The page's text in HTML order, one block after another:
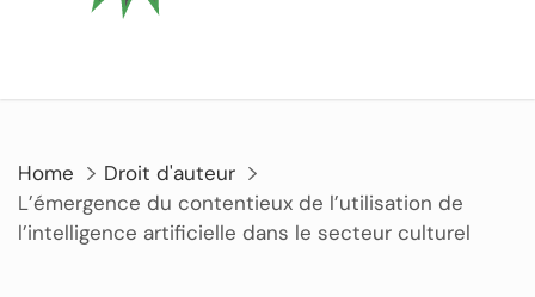
Home
Droit d'auteur
L’émergence du contentieux de l’utilisation de
l’intelligence artificielle dans le secteur culturel